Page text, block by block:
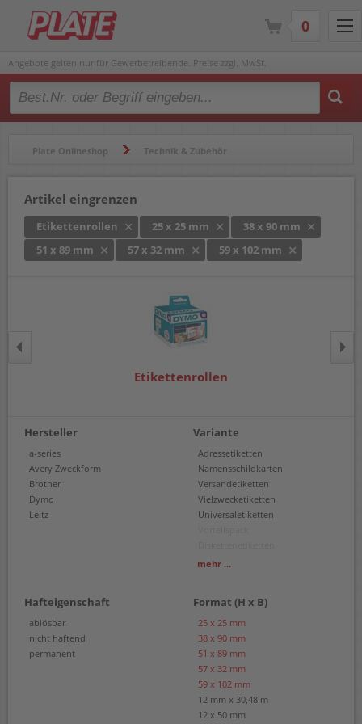
Angebote gelten nur für Gewerbetreibende. Preise zzgl. MwSt.
Type 2 or more characters for results.
Plate Onlineshop Technik & Zubehör
Artikel eingrenzen
Etikettenrollen 25 x 25 mm
38 x 90 mm
51 x 89 mm
57 x 32 mm 59 x 102 mm
Etikettenrollen
Hersteller
a-series
Avery Zweckform
Brother
Dymo
Leitz
Variante
Adressetiketten
Namensschildkarten
Versandetiketten
Vielzwecketiketten
Universaletiketten
Endlosetiketten
Namensschildetiketten
Ordneretiketten
Warenrotations-Etiketten
Schmucketiketten
Einzeletiketten
mehr ...
Hafteigenschaft
ablösbar
nicht haftend
permanent
Format (H x B)
25 x 25 mm
38 x 90 mm
51 x 89 mm
57 x 32 mm
59 x 102 mm
12 mm x 30,48 m
12 x 50 mm
0